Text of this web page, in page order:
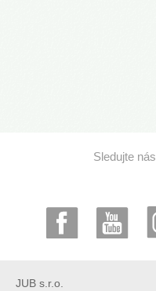
Sledujte
JUB s.r.o.